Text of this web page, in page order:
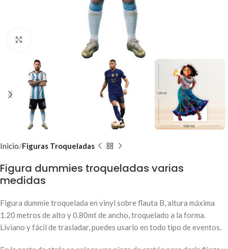
Inicio Figuras Troqueladas
Figura dummies troqueladas varias
medidas
Figura dummie troquelada en vinyl sobre flauta B, altura máxima
1.20 metros de alto y 0.80mt de ancho, troquelado a la forma.
Liviano y fácil de trasladar, puedes usarlo en todo tipo de eventos.